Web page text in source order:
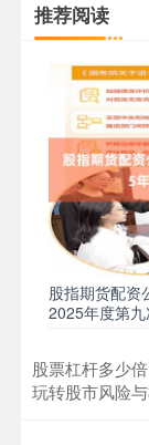
推荐阅读
股指期货配资
2025年度第
股票杠杆多少
玩转股市风险